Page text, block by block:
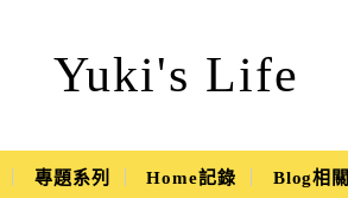
Yuki's Life
專題系列 Home記錄 Blog相關